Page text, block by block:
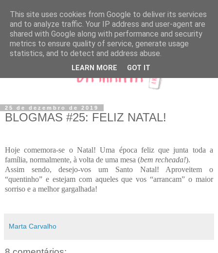
25 de dezembro de 2019
BLOGMAS #25: FELIZ NATAL!
Hoje comemora-se o Natal! Uma época feliz que junta toda a
família, normalmente, à volta de uma mesa (bem recheada!).
Assim sendo, desejo-vos um Santo Natal! Aproveitem o
“quentinho” e estejam com aqueles que vos “arrancam” o maior
sorriso e a melhor gargalhada!
Marta Carvalho
This site uses cookies from Google to deliver its services
and to analyze traffic. Your IP address and user-agent are
shared with Google along with performance and security
metrics to ensure quality of service, generate usage
statistics, and to detect and address abuse.
LEARN MORE GOT IT